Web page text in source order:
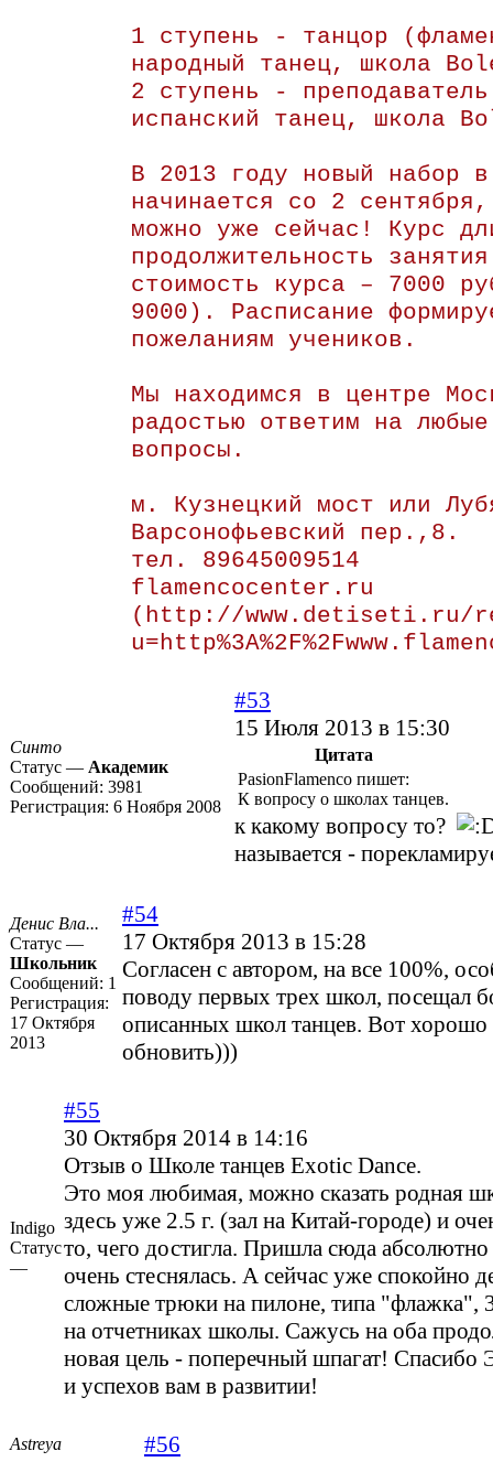
1 ступень - танцор
народный танец, школа
2 ступень -
испанский танец, школа
В 2013 году новый набор
начинается со 2
можно уже сейчас! Курс
продолжительность
стоимость курса – 7000
9000). Расписание
пожеланиям учеников.
Мы находимся в центре
радостью ответим на
вопросы.
м. Кузнецкий мост или
Варсонофьевский пер.,8.
тел. 89645009514
flamencocenter.ru
(http://www.detiseti.ru/
Синто
Статус — Академик
Сообщений: 3981
Регистрация: 6 Ноября 2008
#53
15 Июля 2013 в 15:30
Цитата
PasionFlamenco пишет:
К вопросу о школах танцев.
к какому вопросу то?
называется -
Денис Вла...
Статус —
Школьник
Сообщений: 1
Регистрация:
17 Октября
2013
#54
17 Октября 2013 в 15:28
Согласен с автором, на все 100%,
поводу первых трех школ, посещал
описанных школ танцев. Вот
обновить)))
Indigo
Статус
—
#55
30 Октября 2014 в 14:16
Отзыв о Школе танцев Exotic Dance.
Это моя любимая, можно сказать родная
здесь уже 2.5 г. (зал на Китай-городе) и
то, чего достигла. Пришла сюда
очень стеснялась. А сейчас уже спокойно
сложные трюки на пилоне, типа "флажка",
на отчетниках школы. Сажусь на оба
новая цель - поперечный шпагат! Спасибо
и успехов вам в развитии!
Astreya
#56